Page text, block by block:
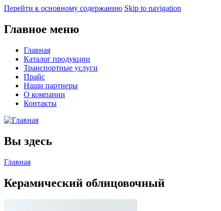
Перейти к основному содержанию Skip to navigation
Главное меню
Главная
Каталог продукции
Транспортные услуги
Прайс
Наши партнеры
О компании
Контакты
Вы здесь
Главная
Керамический облицовочный